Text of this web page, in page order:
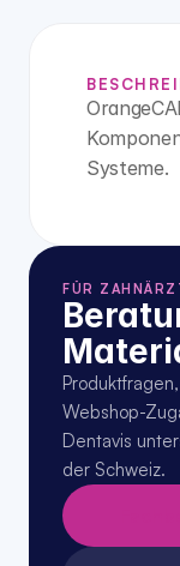
Systeme.
FÜR
Webshop-
Dentavis
der Schweiz.